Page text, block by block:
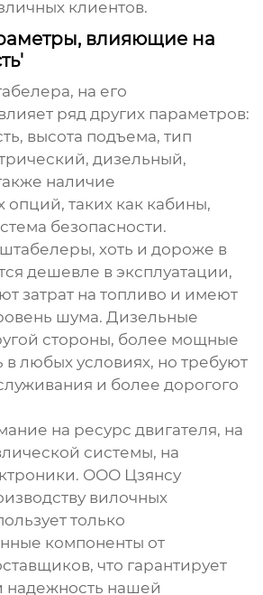
клиентов.
влияющие на
, на его
ряд других параметров:
высота подъема, тип
дизельный,
наличие
опций, таких как кабины,
безопасности.
штабелеры, хоть и дороже в
дешевле в эксплуатации,
затрат на топливо и имеют
шума. Дизельные
стороны, более мощные
в любых условиях, но требуют
и более дорогого
на ресурс двигателя, на
системы, на
ООО Цзянсу
вилочных
только
компоненты от
что гарантирует
надежность нашей